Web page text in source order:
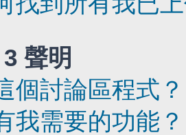
聲明
個討論區程式？
我需要的功能？